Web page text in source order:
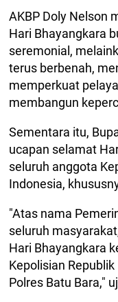
AKBP Doly Nelson
Hari Bhayangkara
seremonial,
terus berbenah,
memperkuat
membangun
Sementara itu,
ucapan selamat
seluruh anggota
Indonesia,
"Atas nama
seluruh
Hari Bhayangkara
Kepolisian
Polres Batu Bara,"